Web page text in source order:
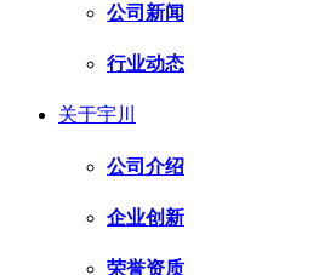
公司新闻
行业动态
关于宇川
公司介绍
企业创新
荣誉资质